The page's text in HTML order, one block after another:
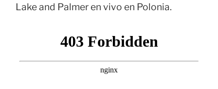
Lake and Palmer en vivo en Polonia.